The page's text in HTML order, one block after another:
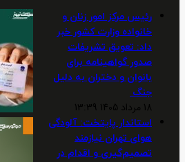
رئیس مرکز امور زنان و
خانواده وزارت کشور خبر
داد: تعویق تشریفات
صدور گواهینامه برای
بانوان و دختران به دلیل
جنگ
18 مرداد 1405 13:39
استاندار پایتخت: آلودگی
هوای تهران نیازمند
تصمیم‌گیری و اقدام در